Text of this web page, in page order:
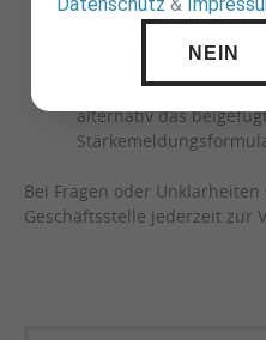
Beitragslizenz
bei Eurer
Vereine, die ihre
Online-Formular
alternativ das
Bei Fragen oder Unklarheiten
Geschäftsstelle jederzeit zur
NEIN